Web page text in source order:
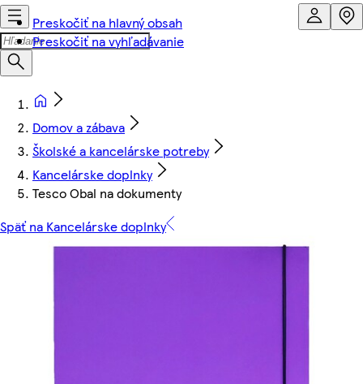
Preskočiť na hlavný obsah
Preskočiť na vyhľadávanie
Domov a zábava
Školské a kancelárske potreby
Kancelárske doplnky
Tesco Obal na dokumenty
Späť na Kancelárske doplnky